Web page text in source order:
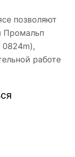
позволяют
Промальп
работе